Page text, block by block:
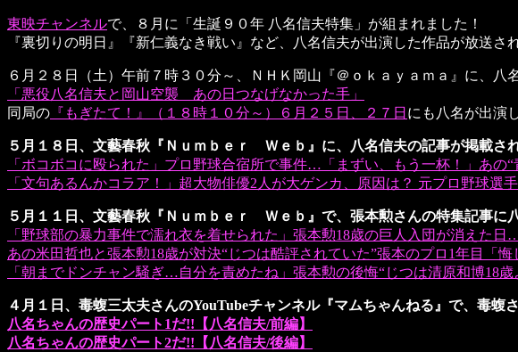
東映チャンネルで、８月に「生誕９０年 八名信夫特集」が組まれました！
『裏切りの明日』『新仁義なき戦い』など、八名信夫が出演した作品が放送さ
６月２８日（土）午前７時３０分～、ＮＨＫ岡山『＠ｏｋａｙａｍａ』に、八
「悪役八名信夫と岡山空襲 あの日つなげなかった手」
同局の 『もぎたて！』（１８時１０分～）６月２５日、２７日 にも八名が出演
５月１８日、文藝春秋『Ｎｕｍｂｅｒ Ｗｅｂ』に、八名信夫の記事が掲載さ
「ボコボコに殴られた」プロ野球合宿所で事件…「まずい、もう一杯！」あ
「文句あるんかコラア！」超大物俳優2人が大ゲンカ、原因は？ 元プロ野球選
５月１１日、文藝春秋『Ｎｕｍｂｅｒ Ｗｅｂ』で、張本勲さんの特集記事に
「野球部の暴力事件で濡れ衣を着せられた」張本勲18歳の巨人入団が消えた
あの米田哲也と張本勲18歳が対決“じつは酷評されていた”張本のプロ1年目「
「朝までドンチャン騒ぎ…自分を責めたね」張本勲の後悔“じつは清原和博18
４月１日、毒蝮三太夫さんのYouTubeチャンネル『マムちゃんねる』で、毒蝮
八名ちゃんの歴史パート1だ!!【八名信夫/前編】
八名ちゃんの歴史パート2だ!!【八名信夫/後編】